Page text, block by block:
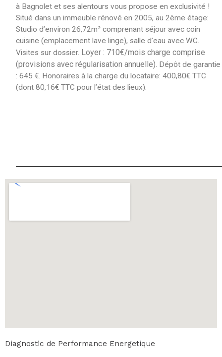
à Bagnolet et ses alentours vous propose en exclusivité !
Situé dans un immeuble rénové en 2005, au 2ème étage:
Studio d’environ 26,72m² comprenant séjour avec coin
cuisine (emplacement lave linge), salle d’eau avec WC.
Visites sur dossier. Loyer : 710€/mois charge comprise
(provisions avec régularisation annuelle). Dépôt de garantie
: 645 €. Honoraires à la charge du locataire: 400,80€ TTC
(dont 80,16€ TTC pour l’état des lieux).
Diagnostic de Performance Energetique